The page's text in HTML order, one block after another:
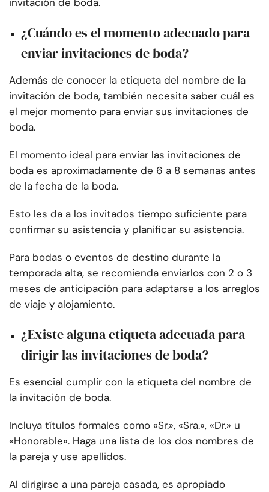
¿Cuándo es el momento adecuado para
enviar invitaciones de boda?
Además de conocer la etiqueta del nombre de la
invitación de boda, también necesita saber cuál es
el mejor momento para enviar sus invitaciones de
boda.
El momento ideal para enviar las invitaciones de
boda es aproximadamente de 6 a 8 semanas antes
de la fecha de la boda.
Esto les da a los invitados tiempo suficiente para
confirmar su asistencia y planificar su asistencia.
Para bodas o eventos de destino durante la
temporada alta, se recomienda enviarlos con 2 o 3
meses de anticipación para adaptarse a los arreglos
de viaje y alojamiento.
¿Existe alguna etiqueta adecuada para
dirigir las invitaciones de boda?
Es esencial cumplir con la etiqueta del nombre de
la invitación de boda.
Incluya títulos formales como «Sr.», «Sra.», «Dr.» u
«Honorable». Haga una lista de los dos nombres de
la pareja y use apellidos.
Al dirigirse a una pareja casada, es apropiado